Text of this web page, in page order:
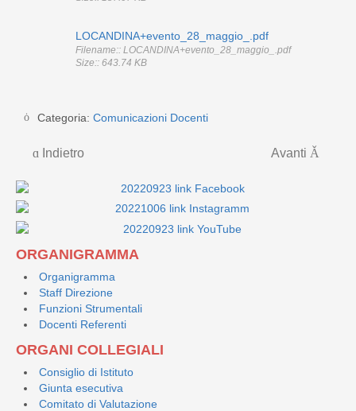
ORGANIGRAMMA
Organigramma
Staff Direzione
Funzioni Strumentali
Docenti Referenti
ORGANI COLLEGIALI
Consiglio di Istituto
Giunta esecutiva
Comitato di Valutazione
LOCANDINA+evento_28_maggio_.pdf
Filename:: LOCANDINA+evento_28_maggio_.pdf
Size:: 643.74 KB
Categoria: Comunicazioni Docenti
Indietro Avanti